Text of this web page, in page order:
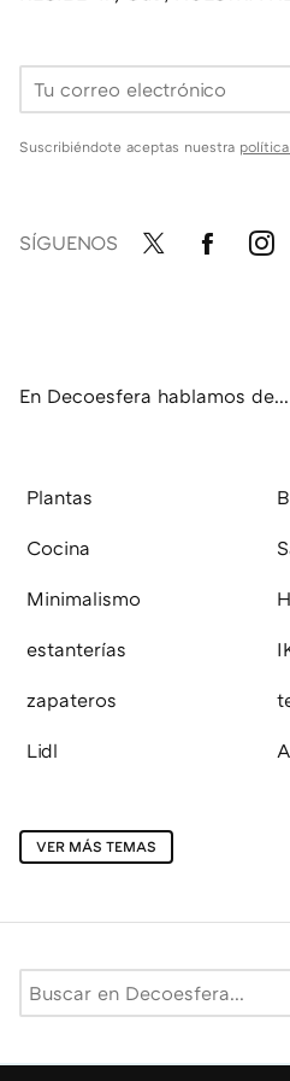
Suscribiéndote aceptas nuestra
SÍGUENOS
En Decoesfera hablamos de...
Plantas
Cocina
Minimalismo
estanterías
zapateros
Lidl
VER MÁS TEMAS